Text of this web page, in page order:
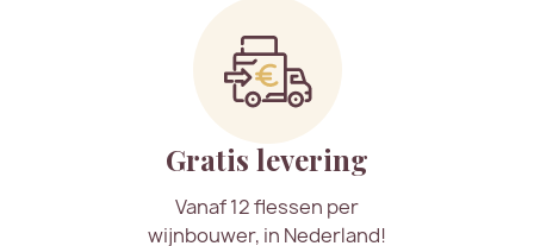
Gratis levering
Vanaf 12 flessen per
wijnbouwer, in Nederland!